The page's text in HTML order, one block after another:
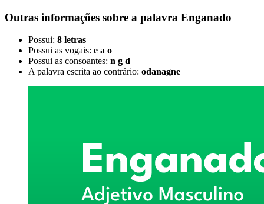
Outras informações sobre a palavra Enganado
Possui: 8 letras
Possui as vogais: e a o
Possui as consoantes: n g d
A palavra escrita ao contrário: odanagne